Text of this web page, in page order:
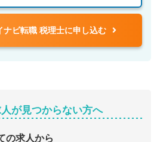
ナビ転職 税理士に申し込む
が見つからない方へ
の求人から